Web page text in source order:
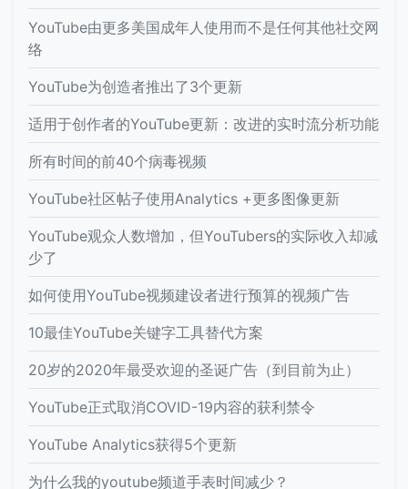
YouTube由更多美国成年人使用而不是任何其他社交网
络
YouTube为创造者推出了3个更新
适用于创作者的YouTube更新：改进的实时流分析功能
所有时间的前40个病毒视频
YouTube社区帖子使用Analytics +更多图像更新
YouTube观众人数增加，但YouTubers的实际收入却减
少了
如何使用YouTube视频建设者进行预算的视频广告
10最佳YouTube关键字工具替代方案
20岁的2020年最受欢迎的圣诞广告（到目前为止）
YouTube正式取消COVID-19内容的获利禁令
YouTube Analytics获得5个更新
为什么我的youtube频道手表时间减少？